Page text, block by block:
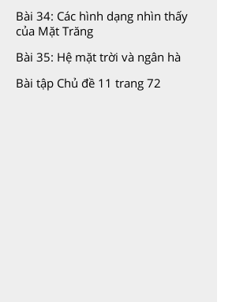
Bài 34: Các hình dạng nhìn thấy
của Mặt Trăng
Bài 35: Hệ mặt trời và ngân hà
Bài tập Chủ đề 11 trang 72